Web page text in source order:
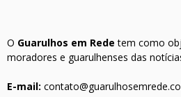
O Guarulhos em Rede tem como
moradores e guarulhenses das
E-mail: